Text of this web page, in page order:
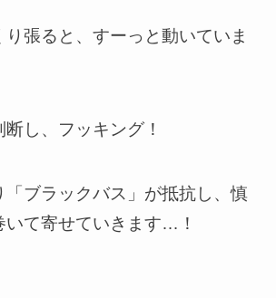
り張ると、すーっと動いていま
断し、フッキング！
「ブラックバス」が抵抗し、慎
いて寄せていきます…！